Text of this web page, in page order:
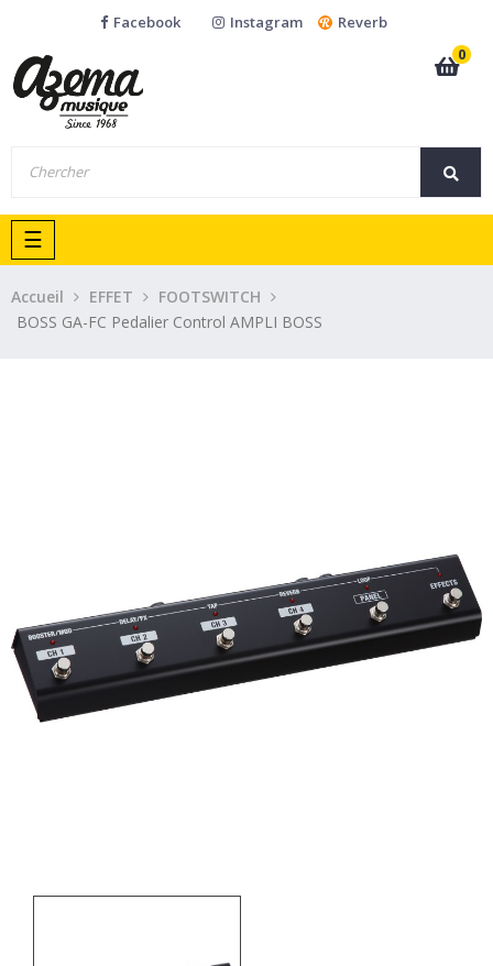
Facebook Instagram
Reverb
0
Basculer
la
navigation
☰
Accueil EFFET
FOOTSWITCH
BOSS GA-FC Pedalier Control AMPLI BOSS